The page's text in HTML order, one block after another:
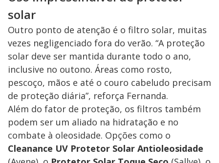
solar
Outro ponto de atenção é o filtro solar, muitas
vezes negligenciado fora do verão. “A proteção
solar deve ser mantida durante todo o ano,
inclusive no outono. Áreas como rosto,
pescoço, mãos e até o couro cabeludo precisam
de proteção diária”, reforça Fernanda.
Além do fator de proteção, os filtros também
podem ser um aliado na hidratação e no
combate à oleosidade. Opções como o
Cleanance UV Protetor Solar Antioleosidade